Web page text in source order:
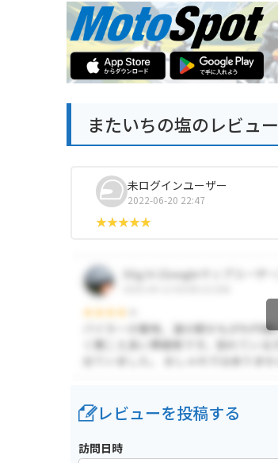
またいちの塩のレビュー
未ログインユーザー
2022-06-20 22:47
レビューを投稿する
訪問日時